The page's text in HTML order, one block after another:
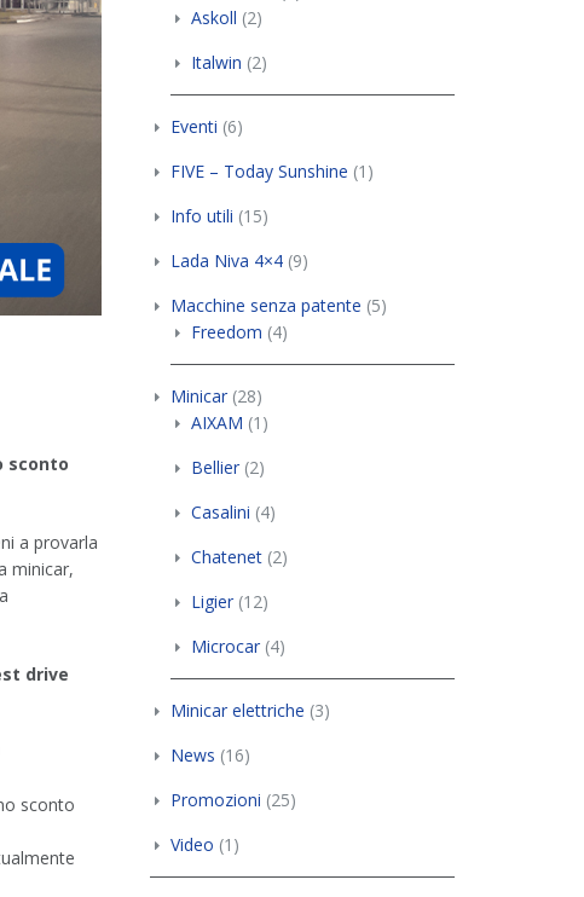
sconto
a provarla
minicar,
drive
sconto
Askoll (2)
Italwin (2)
Eventi (6)
FIVE – Today Sunshine (1)
Info utili (15)
Lada Niva 4×4(9)
Macchine senza patente (5)
Freedom (4)
Minicar(28)
AIXAM (1)
Bellier(2)
Casalini (4)
Chatenet(2)
Ligier(12)
Microcar(4)
Minicar elettriche (3)
News (16)
Promozioni (25)
Video (1)